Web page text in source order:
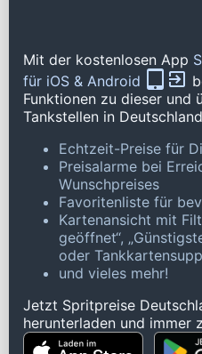
Mit der kostenlosen App
für iOS & Android
Funktionen zu dieser und
Tankstellen in
Echtzeit-Preise für
Preisalarme bei
Wunschpreises
Favoritenliste für
Kartenansicht mit
geöffnet“,
oder
und vieles mehr!
Jetzt Spritpreise
herunterladen und immer